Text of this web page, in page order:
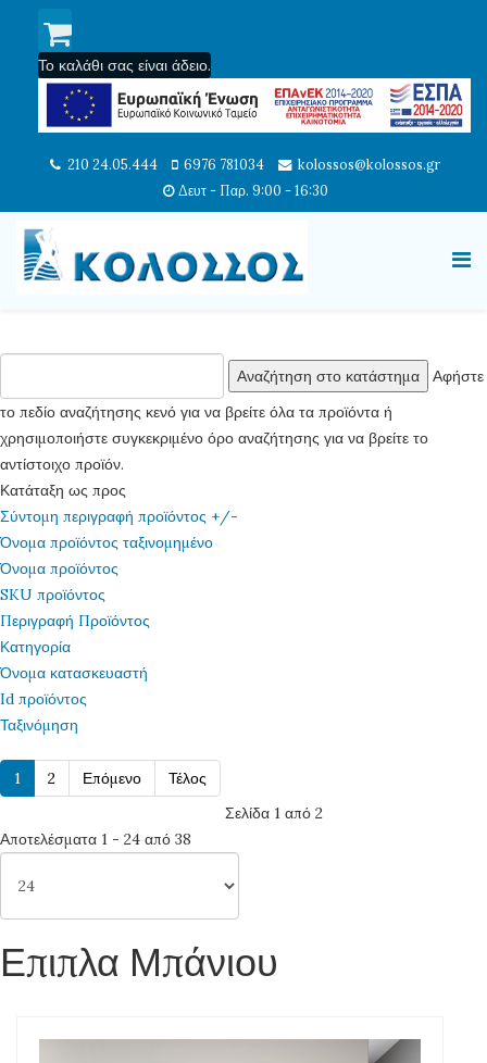
Το καλάθι σας είναι άδειο.
210 24.05.444 6976 781034
kolossos@kolossos.gr
Δευτ - Παρ. 9:00 - 16:30
Αφήστε
το πεδίο αναζήτησης κενό για να βρείτε όλα τα προϊόντα ή
χρησιμοποιήστε συγκεκριμένο όρο αναζήτησης για να βρείτε το
αντίστοιχο προϊόν.
Κατάταξη ως προς
Σύντομη περιγραφή προϊόντος +/-
Όνομα προϊόντος ταξινομημένο
Όνομα προϊόντος
SKU προϊόντος
Περιγραφή Προϊόντος
Κατηγορία
Όνομα κατασκευαστή
Id προϊόντος
Ταξινόμηση
1 2 Επόμενο
Τέλος
Σελίδα 1 από 2
Αποτελέσματα 1 - 24 από 38
Επιπλα Μπάνιου